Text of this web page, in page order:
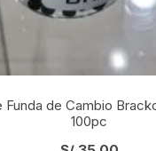
Funda de Cambio
100pc